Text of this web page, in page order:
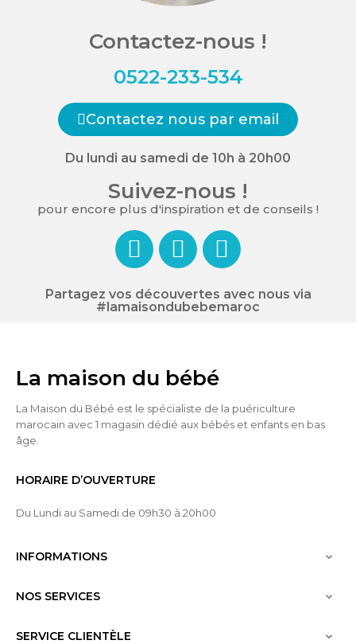
Contactez-nous !
0522-233-534
Contactez nous par email
Du lundi au samedi de 10h à 20h00
Suivez-nous !
pour encore plus d'inspiration et de conseils !
Partagez vos découvertes avec nous via
#lamaisondubebemaroc
La maison du bébé
La Maison du Bébé est le spécialiste de la puériculture
marocain avec 1 magasin dédié aux bébés et enfants en bas
âge.
HORAIRE D’OUVERTURE
Du Lundi au Samedi de 09h30 à 20h00
INFORMATIONS 
NOS SERVICES 
SERVICE CLIENTÈLE 